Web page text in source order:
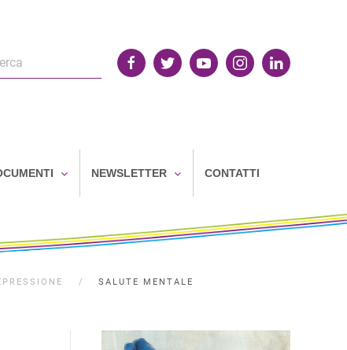
NEWSLETTER CONTATTI
SALUTE MENTALE